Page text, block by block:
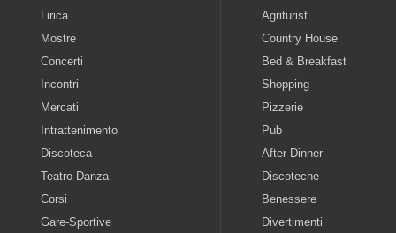
Lirica
Mostre
Concerti
Incontri
Mercati
Intrattenimento
Discoteca
Teatro-Danza
Corsi
Gare-Sportive
Agriturist
Country House
Bed & Breakfast
Shopping
Pizzerie
Pub
After Dinner
Discoteche
Benessere
Divertimenti